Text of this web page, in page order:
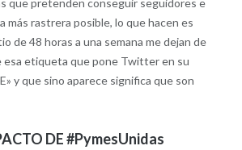
más rastrera posible, lo que hacen es
de 48 horas a una semana me dejan de
esa etiqueta que pone Twitter en su
y que sino aparece significa que son
DE #PymesUnidas